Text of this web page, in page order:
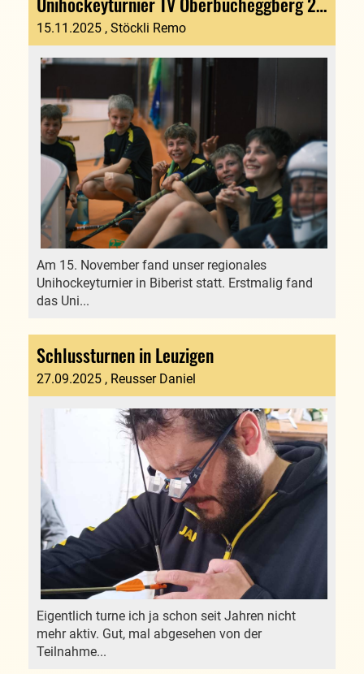
15.11.2025 , Stöckli Remo
Am 15. November fand unser regionales
Unihockeyturnier in Biberist statt. Erstmalig fand
das Uni...
Schlussturnen in Leuzigen
27.09.2025 , Reusser Daniel
Eigentlich turne ich ja schon seit Jahren nicht
mehr aktiv. Gut, mal abgesehen von der
Teilnahme...